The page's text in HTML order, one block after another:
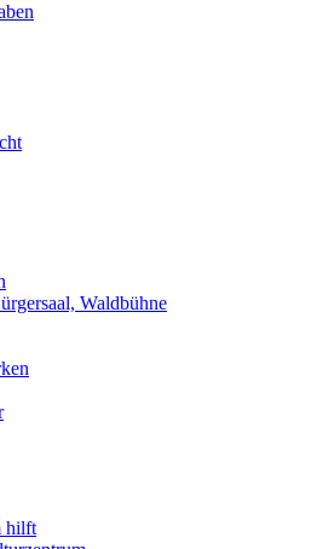
Waldbühne
hilft